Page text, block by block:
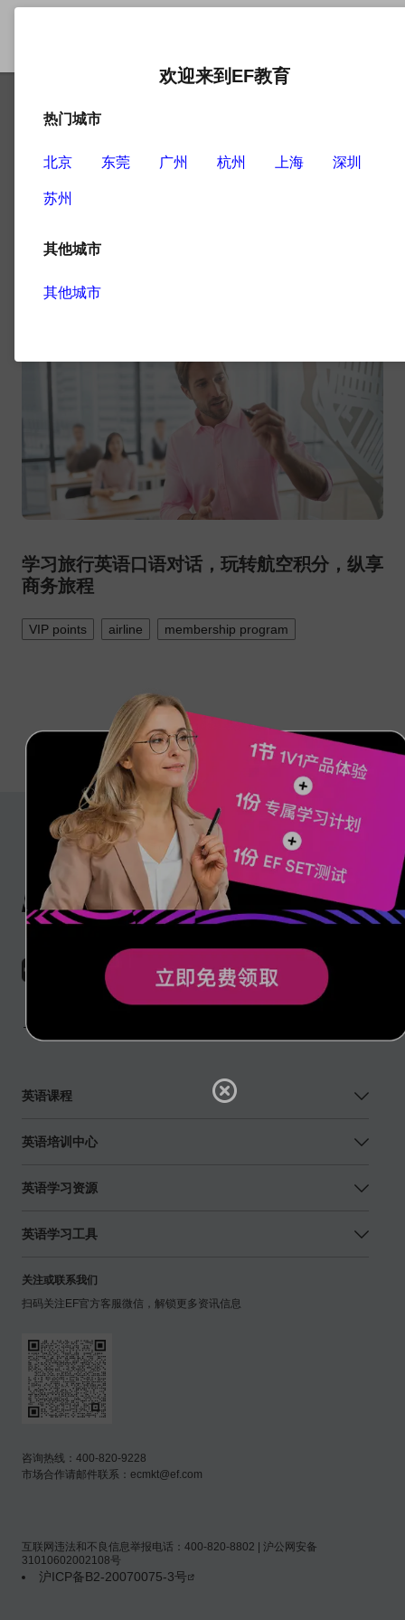
Program
学习旅行英语口语对话，玩转航空积分，纵享
商务旅程
VIP points airline membership program
英语课程
英语培训中心
英语学习资源
英语学习工具
关注或联系我们
扫码关注EF官方客服微信，解锁更多资讯信息
咨询热线：400-820-9228
市场合作请邮件联系：ecmkt@ef.com
互联网违法和不良信息举报电话：400-820-8802 | 沪公网安备
31010602002108号
沪ICP备B2-20070075-3号
欢迎来到EF教育
热门城市
北京 东莞 广州 杭州 上海 深圳
苏州
其他城市
其他城市